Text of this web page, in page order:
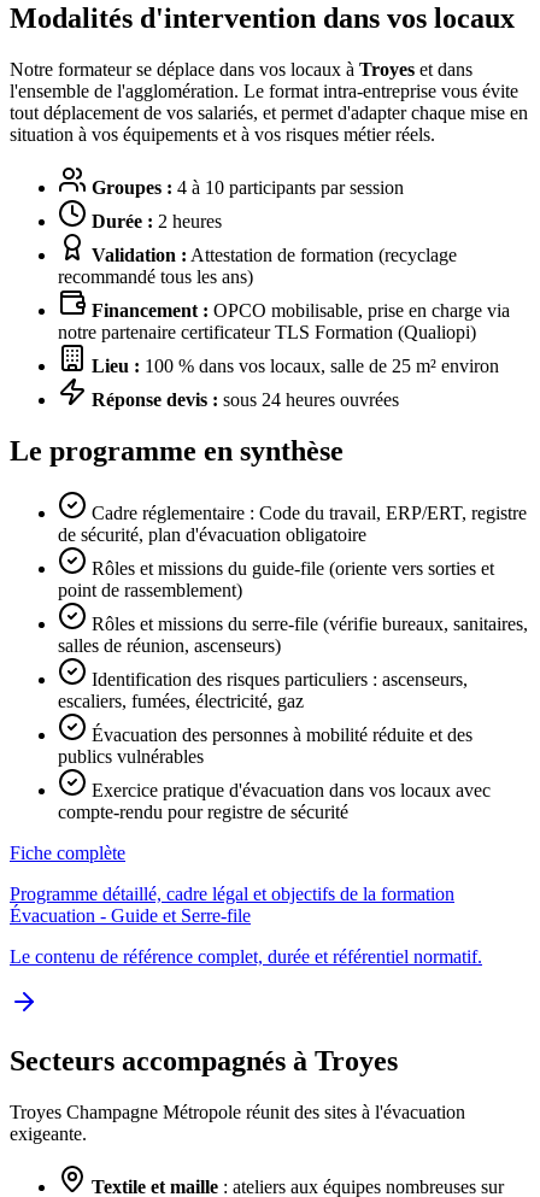
Modalités d'intervention dans vos locaux
Notre formateur se déplace dans vos locaux à Troyes et dans
l'ensemble de l'agglomération. Le format intra-entreprise vous évite
tout déplacement de vos salariés, et permet d'adapter chaque mise en
situation à vos équipements et à vos risques métier réels.
Groupes : 4 à 10 participants par session
Durée : 2 heures
Validation : Attestation de formation (recyclage
recommandé tous les ans)
Financement : OPCO mobilisable, prise en charge via
notre partenaire certificateur TLS Formation (Qualiopi)
Lieu : 100 % dans vos locaux, salle de 25 m² environ
Réponse devis : sous 24 heures ouvrées
Le programme en synthèse
Cadre réglementaire : Code du travail, ERP/ERT, registre
de sécurité, plan d'évacuation obligatoire
Rôles et missions du guide-file (oriente vers sorties et
point de rassemblement)
Rôles et missions du serre-file (vérifie bureaux, sanitaires,
salles de réunion, ascenseurs)
Identification des risques particuliers : ascenseurs,
escaliers, fumées, électricité, gaz
Évacuation des personnes à mobilité réduite et des
publics vulnérables
Exercice pratique d'évacuation dans vos locaux avec
compte-rendu pour registre de sécurité
Fiche complète
Programme détaillé, cadre légal et objectifs de la formation
Évacuation - Guide et Serre-file
Le contenu de référence complet, durée et référentiel normatif.
Secteurs accompagnés à Troyes
Troyes Champagne Métropole réunit des sites à l'évacuation
exigeante.
Textile et maille : ateliers aux équipes nombreuses sur